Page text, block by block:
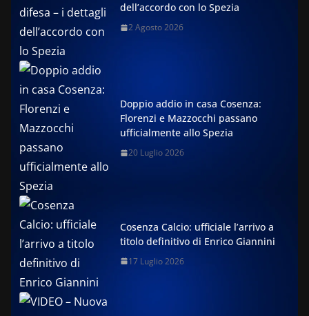
dell’accordo con lo Spezia
2 Agosto 2026
Doppio addio in casa Cosenza:
Florenzi e Mazzocchi passano
ufficialmente allo Spezia
20 Luglio 2026
Cosenza Calcio: ufficiale l’arrivo a
titolo definitivo di Enrico Giannini
17 Luglio 2026